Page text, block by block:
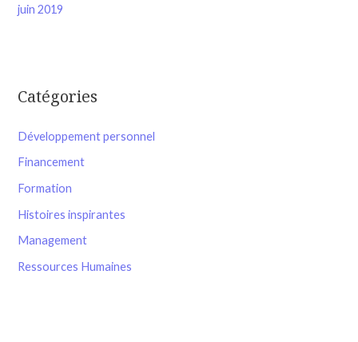
juin 2019
Catégories
Développement personnel
Financement
Formation
Histoires inspirantes
Management
Ressources Humaines